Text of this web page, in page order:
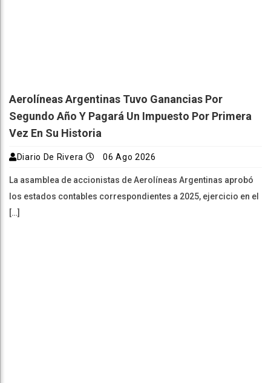
Aerolíneas Argentinas Tuvo Ganancias Por
Segundo Año Y Pagará Un Impuesto Por Primera
Vez En Su Historia
Diario De Rivera 06 Ago 2026
La asamblea de accionistas de Aerolíneas Argentinas aprobó
los estados contables correspondientes a 2025, ejercicio en el
[…]